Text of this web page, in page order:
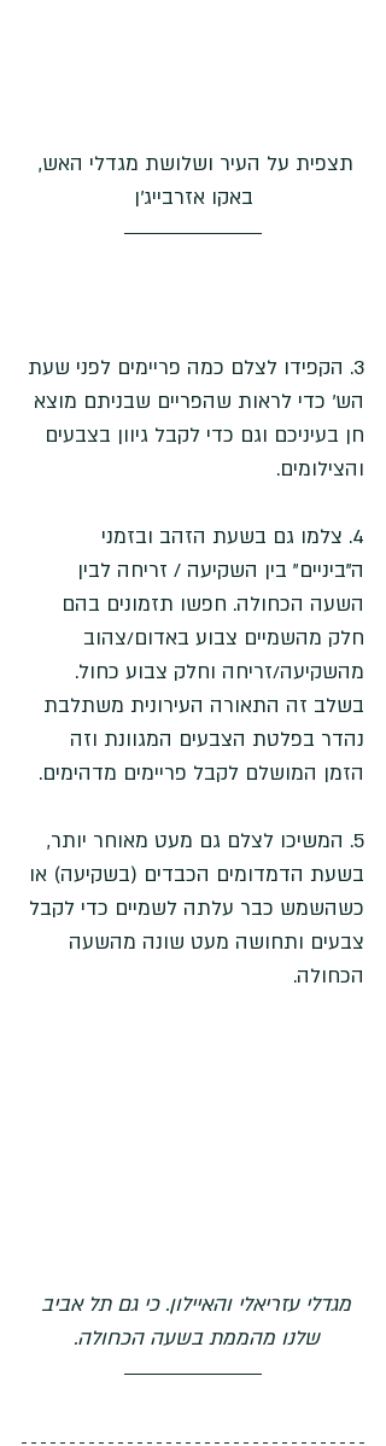
תצפית על העיר ושלושת מגדלי האש,
באקו אזרבייג'ן
3. הקפידו לצלם כמה פריימים לפני שעת
הש' כדי לראות שהפריים שבניתם מוצא
חן בעיניכם וגם כדי לקבל גיוון בצבעים
והצילומים.
4. צלמו גם בשעת הזהב ובזמני
ה"ביניים" בין השקיעה / זריחה לבין
השעה הכחולה. חפשו תזמונים בהם
חלק מהשמיים צבוע באדום/צהוב
מהשקיעה/זריחה וחלק צבוע כחול.
בשלב זה התאורה העירונית משתלבת
נהדר בפלטת הצבעים המגוונת וזה
הזמן המושלם לקבל פריימים מדהימים.
5. המשיכו לצלם גם מעט מאוחר יותר,
בשעת הדמדומים הכבדים (בשקיעה) או
כשהשמש כבר עלתה לשמיים כדי לקבל
צבעים ותחושה מעט שונה מהשעה
הכחולה.
מגדלי עזריאלי והאיילון. כי גם תל אביב
שלנו מהממת בשעה הכחולה.